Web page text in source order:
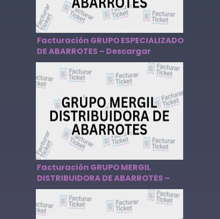
Facturación GRUPO ESPECIALIZADO
DE ABARROTES – Descargar
Factura
Facturación GRUPO MERGIL
DISTRIBUIDORA DE ABARROTES –
Descargar Factura